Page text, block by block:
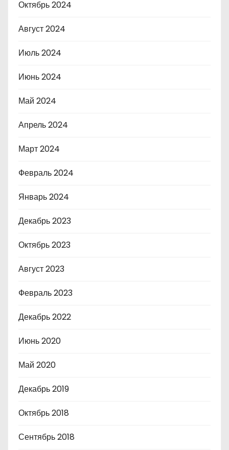
Октябрь 2024
Август 2024
Июль 2024
Июнь 2024
Май 2024
Апрель 2024
Март 2024
Февраль 2024
Январь 2024
Декабрь 2023
Октябрь 2023
Август 2023
Февраль 2023
Декабрь 2022
Июнь 2020
Май 2020
Декабрь 2019
Октябрь 2018
Сентябрь 2018